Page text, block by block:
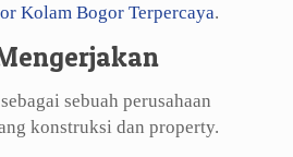
Kolam Bogor Terpercaya.
sebuah perusahaan
konstruksi dan property.